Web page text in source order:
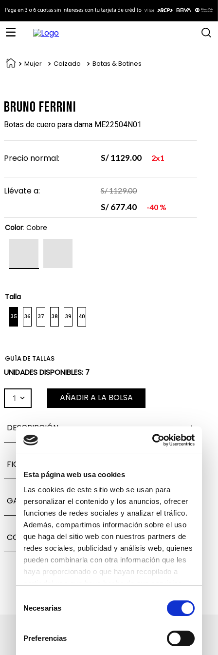
Esta página web usa cookies
Las cookies de este sitio web se usan para
personalizar el contenido y los anuncios, ofrecer
funciones de redes sociales y analizar el tráfico.
Además, compartimos información sobre el uso
que haga del sitio web con nuestros partners de
redes sociales, publicidad y análisis web, quienes
pueden combinarla con otra información que les
haya proporcionado o que hayan recopilado a
deNecesarias
Preferencias
Mujer Calzado Botas & Botines
Bruno Ferrini
Botas de cuero para dama ME22504N01
Precio normal: S/ 1129.00 2x1
Llévate a: S/1129.00
S/ 677.40 40 %
Color: Cobre
Talla
35 36 37 38 39 40
GUÍA DE TALLAS
UNIDADES DISPONIBLES: 7
1 AÑADIR A LA BOLSA
DESCRIPCIÓN
FICHA TÉCNICA
GARANTÍA, CAMBIOS Y DEVOLUCIONES
COMPARTIR
Suscríbete a nuestro boletín